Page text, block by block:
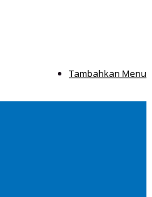
Tambahkan Menu